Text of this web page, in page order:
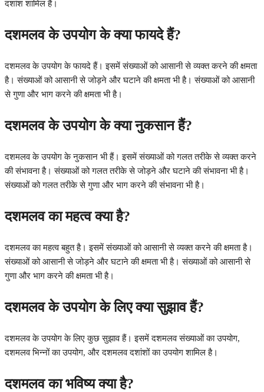
दशांश शामिल हैं।
दशमलव के उपयोग के क्या फायदे हैं?
दशमलव के उपयोग के फायदे हैं। इसमें संख्याओं को आसानी से व्यक्त करने की क्षमता
है। संख्याओं को आसानी से जोड़ने और घटाने की क्षमता भी है। संख्याओं को आसानी
से गुणा और भाग करने की क्षमता भी है।
दशमलव के उपयोग के क्या नुकसान हैं?
दशमलव के उपयोग के नुकसान भी हैं। इसमें संख्याओं को गलत तरीके से व्यक्त करने
की संभावना है। संख्याओं को गलत तरीके से जोड़ने और घटाने की संभावना भी है।
संख्याओं को गलत तरीके से गुणा और भाग करने की संभावना भी है।
दशमलव का महत्व क्या है?
दशमलव का महत्व बहुत है। इसमें संख्याओं को आसानी से व्यक्त करने की क्षमता है।
संख्याओं को आसानी से जोड़ने और घटाने की क्षमता भी है। संख्याओं को आसानी से
गुणा और भाग करने की क्षमता भी है।
दशमलव के उपयोग के लिए क्या सुझाव हैं?
दशमलव के उपयोग के लिए कुछ सुझाव हैं। इसमें दशमलव संख्याओं का उपयोग,
दशमलव भिन्नों का उपयोग, और दशमलव दशांशों का उपयोग शामिल है।
दशमलव का भविष्य क्या है?